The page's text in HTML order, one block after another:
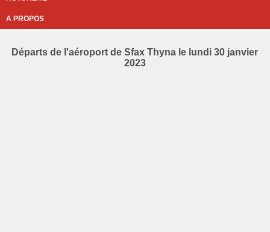
A PROPOS
Départs de l'aéroport de Sfax Thyna le lundi 30 janvier
2023